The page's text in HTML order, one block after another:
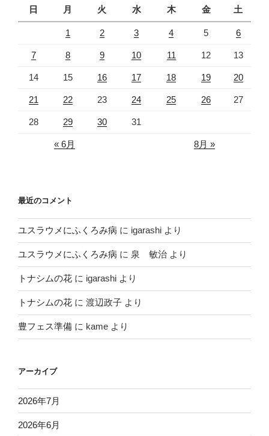
日
月 火 水 木 金 土
1 2 3 4 5 6
7 8 9 10 11 12 13
14 15 16 17 18 19 20
21 22 23 24 25 26 27
28 29 30 31
« 6月 8月 »
最近のコメント
ユスラウメにふくろみ病 に igarashi より
ユスラウメにふくろみ病 に 泉 敏治 より
トナシムの花 に igarashi より
トナシムの花 に 渡辺政子 より
豊フェス準備 に kame より
アーカイブ
2026年7月
2026年6月